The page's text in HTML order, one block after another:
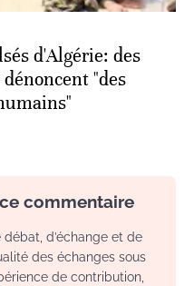
d'Algérie: des
"des
commentaire
d’échange et de
des échanges sous
de contribution,